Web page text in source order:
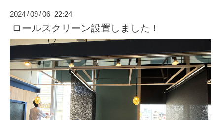
2024 /09 /06 22:24
ロールスクリーン設置しました！